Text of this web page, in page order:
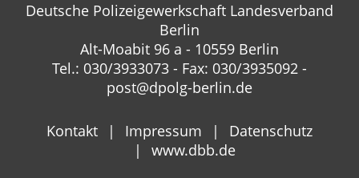
Deutsche Polizeigewerkschaft Landesverband
Berlin
Alt-Moabit 96 a - 10559 Berlin
Tel.: 030/3933073 - Fax: 030/3935092 -
post@dpolg-berlin.de
Kontakt Impressum
Datenschutz
www.dbb.de